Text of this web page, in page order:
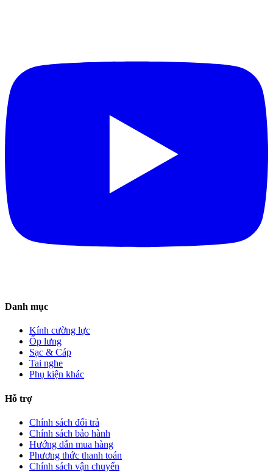
Danh mục
Kính cường lực
Ốp lưng
Sạc & Cáp
Tai nghe
Phụ kiện khác
Hỗ trợ
Chính sách đổi trả
Chính sách bảo hành
Hướng dẫn mua hàng
Phương thức thanh toán
Chính sách vận chuyển